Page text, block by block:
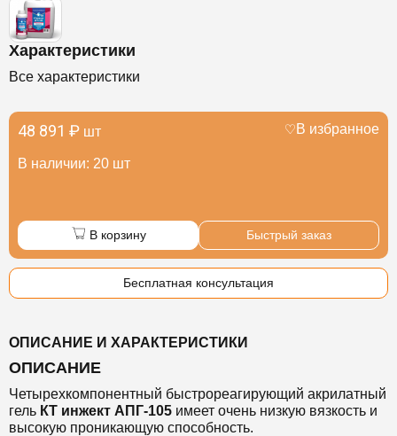
Характеристики
Все характеристики
48 891 ₽ шт
В наличии: 20 шт
В избранное
В корзину Быстрый заказ
Бесплатная консультация
ОПИСАНИЕ И ХАРАКТЕРИСТИКИ
ОПИСАНИЕ
Четырехкомпонентный быстрореагирующий акрилатный
гель КТ инжект АПГ-105 имеет очень низкую вязкость и
высокую проникающую способность.